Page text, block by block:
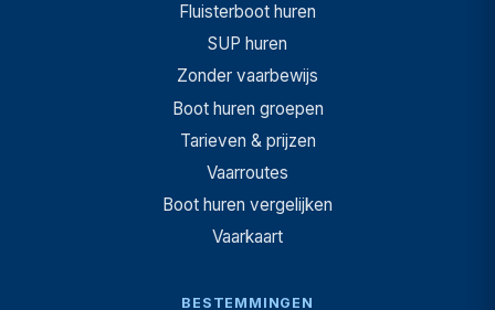
Fluisterboot huren
SUP huren
Zonder vaarbewijs
Boot huren groepen
Tarieven & prijzen
Vaarroutes
Boot huren vergelijken
Vaarkaart
BESTEMMINGEN